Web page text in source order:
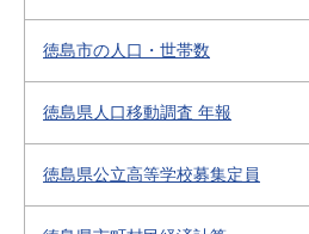
徳島市の人口・世帯数
徳島県人口移動調査 年報
徳島県公立高等学校募集定員